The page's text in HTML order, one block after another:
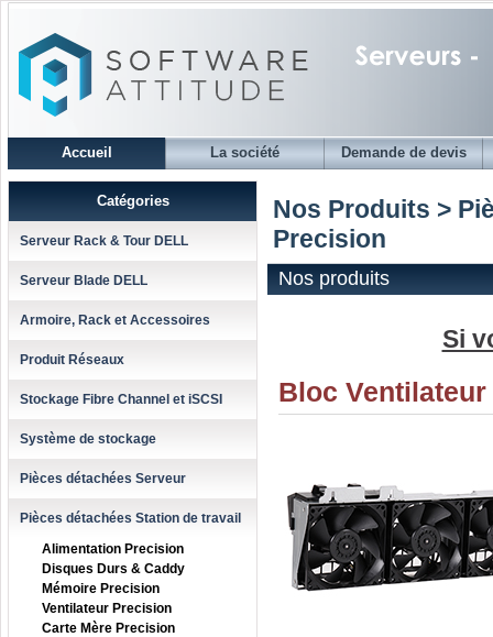
Accueil La société Demande de devis
Catégories
Serveur Rack & Tour DELL
Serveur Blade DELL
Armoire, Rack et Accessoires
Produit Réseaux
Stockage Fibre Channel et iSCSI
Système de stockage
Pièces détachées Serveur
Pièces détachées Station de travail
Alimentation Precision
Disques Durs & Caddy
Mémoire Precision
Ventilateur Precision
Carte Mère Precision
Nos Produits >
Precision
Nos produits
Si
Bloc Ventilateur